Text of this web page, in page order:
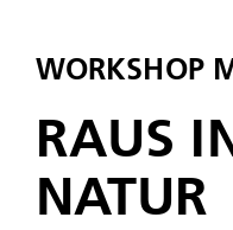
WORKSHOP
RAUS
NATUR